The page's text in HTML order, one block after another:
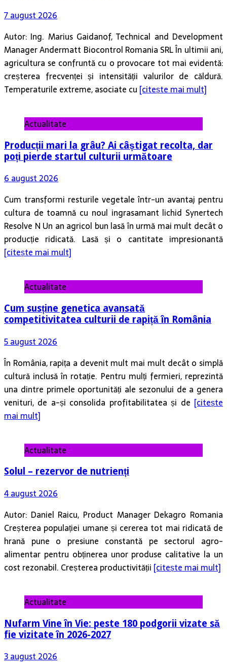
7 august 2026
Autor: Ing. Marius Gaidanof, Technical and Development
Manager Andermatt Biocontrol Romania SRL În ultimii ani,
agricultura se confruntă cu o provocare tot mai evidentă:
creșterea frecvenței și intensității valurilor de căldură.
Temperaturile extreme, asociate cu [citește mai mult]
Actualitate
Producții mari la grâu? Ai câștigat recolta, dar
poți pierde startul culturii următoare
6 august 2026
Cum transformi resturile vegetale într-un avantaj pentru
cultura de toamnă cu noul ingrasamant lichid Synertech
Resolve N Un an agricol bun lasă în urmă mai mult decât o
producție ridicată. Lasă și o cantitate impresionantă
[citește mai mult]
Actualitate
Cum susține genetica avansată
competitivitatea culturii de rapiță în România
5 august 2026
În România, rapița a devenit mult mai mult decât o simplă
cultură inclusă în rotație. Pentru mulți fermieri, reprezintă
una dintre primele oportunități ale sezonului de a genera
venituri, de a-și consolida profitabilitatea și de [citește
mai mult]
Actualitate
Solul – rezervor de nutrienți
4 august 2026
Autor: Daniel Raicu, Product Manager Dekagro Romania
Creșterea populației umane și cererea tot mai ridicată de
hrană pune o presiune constantă pe sectorul agro-
alimentar pentru obținerea unor produse calitative la un
cost rezonabil. Creșterea productivității [citește mai mult]
Actualitate
Nufarm Vine în Vie: peste 180 podgorii vizate să
fie vizitate în 2026-2027
3 august 2026